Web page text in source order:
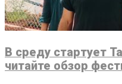
В среду стартует
читайте обзор